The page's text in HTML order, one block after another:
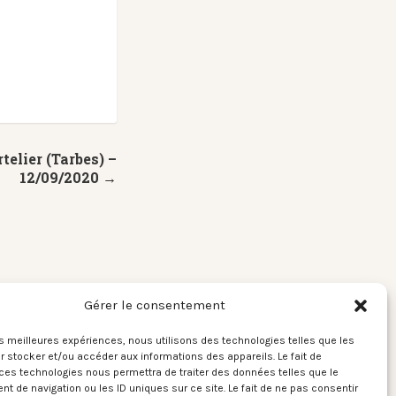
Gérer le consentement
meilleures expériences, nous utilisons des technologies telles que les
stocker et/ou accéder aux informations des appareils. Le fait de
technologies nous permettra de traiter des données telles que le
de navigation ou les ID uniques sur ce site. Le fait de ne pas consentir
(Tarbes) –
12/09/2020 →